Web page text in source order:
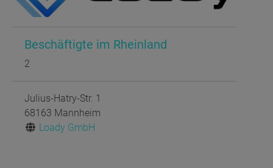
Beschäftigte im Rheinland
2
Julius-Hatry-Str. 1
68163 Mannheim
Loady GmbH